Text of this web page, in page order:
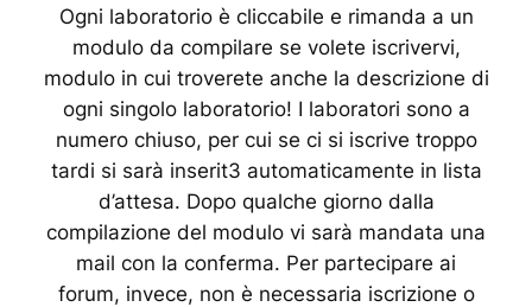
Ogni laboratorio è cliccabile e rimanda a un
modulo da compilare se volete iscrivervi,
modulo in cui troverete anche la descrizione di
ogni singolo laboratorio! I laboratori sono a
numero chiuso, per cui se ci si iscrive troppo
tardi si sarà inserit3 automaticamente in lista
d’attesa. Dopo qualche giorno dalla
compilazione del modulo vi sarà mandata una
mail con la conferma. Per partecipare ai
forum, invece, non è necessaria iscrizione o